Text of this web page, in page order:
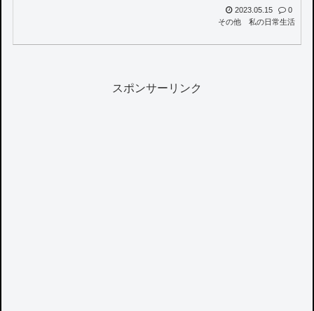
2023.05.15
0
その他
私の日常生活
スポンサーリンク